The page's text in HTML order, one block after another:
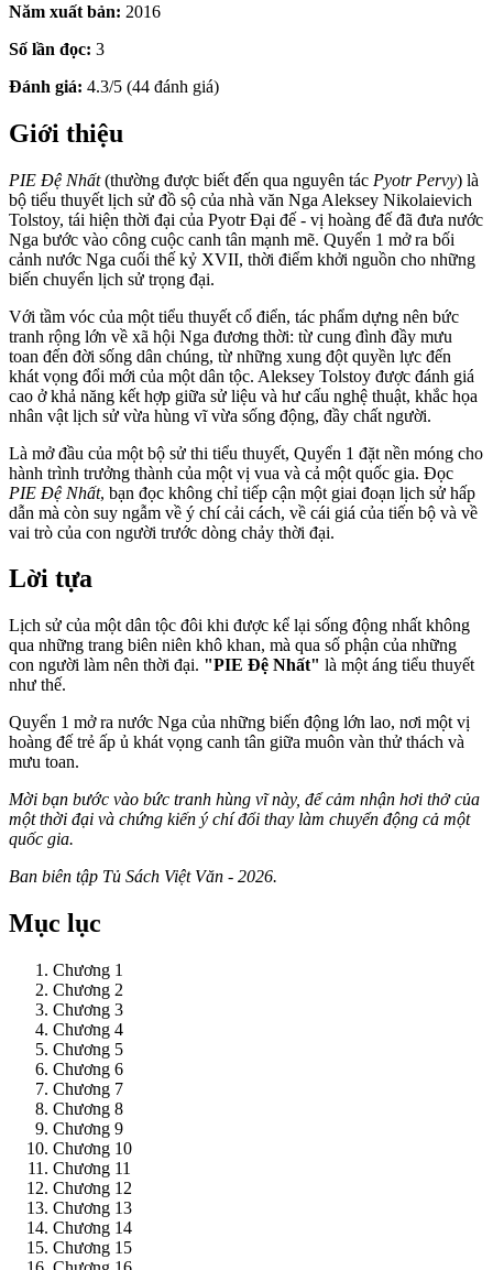
Năm xuất bản: 2016
Số lần đọc: 3
Đánh giá: 4.3/5 (44 đánh giá)
Giới thiệu
PIE Đệ Nhất(thường được biết đến qua nguyên tác Pyotr Pervy) là
bộ tiểu thuyết lịch sử đồ sộ của nhà văn Nga Aleksey Nikolaievich
Tolstoy, tái hiện thời đại của Pyotr Đại đế - vị hoàng đế đã đưa nước
Nga bước vào công cuộc canh tân mạnh mẽ. Quyển 1 mở ra bối
cảnh nước Nga cuối thế kỷ XVII, thời điểm khởi nguồn cho những
biến chuyển lịch sử trọng đại.
Với tầm vóc của một tiểu thuyết cổ điển, tác phẩm dựng nên bức
tranh rộng lớn về xã hội Nga đương thời: từ cung đình đầy mưu
toan đến đời sống dân chúng, từ những xung đột quyền lực đến
khát vọng đổi mới của một dân tộc. Aleksey Tolstoy được đánh giá
cao ở khả năng kết hợp giữa sử liệu và hư cấu nghệ thuật, khắc họa
nhân vật lịch sử vừa hùng vĩ vừa sống động, đầy chất người.
Là mở đầu của một bộ sử thi tiểu thuyết, Quyển 1 đặt nền móng cho
hành trình trưởng thành của một vị vua và cả một quốc gia. Đọc
PIE Đệ Nhất, bạn đọc không chỉ tiếp cận một giai đoạn lịch sử hấp
dẫn mà còn suy ngẫm về ý chí cải cách, về cái giá của tiến bộ và về
vai trò của con người trước dòng chảy thời đại.
Lời tựa
Lịch sử của một dân tộc đôi khi được kể lại sống động nhất không
qua những trang biên niên khô khan, mà qua số phận của những
con người làm nên thời đại. "PIE Đệ Nhất" là một áng tiểu thuyết
như thế.
Quyển 1 mở ra nước Nga của những biến động lớn lao, nơi một vị
hoàng đế trẻ ấp ủ khát vọng canh tân giữa muôn vàn thử thách và
mưu toan.
Mời bạn bước vào bức tranh hùng vĩ này, để cảm nhận hơi thở của
một thời đại và chứng kiến ý chí đổi thay làm chuyển động cả một
quốc gia.
Ban biên tập Tủ Sách Việt Văn - 2026.
Mục lục
Chương 1
Chương 2
Chương 3
Chương 4
Chương 5
Chương 6
Chương 7
Chương 8
Chương 9
Chương 10
Chương 11
Chương 12
Chương 13
Chương 14
Chương 15